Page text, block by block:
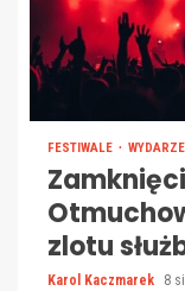
FESTIWALE
zlotu
Karol Kaczmarek 8